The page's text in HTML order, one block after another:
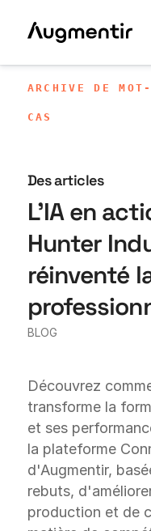
ARCHIVE DE
CAS
Des articles
L'IA en
Hunter
réinventé
BLOG
Découvrez
transforme la
et ses
la plateforme
d'Augmentir,
rebuts,
production et de